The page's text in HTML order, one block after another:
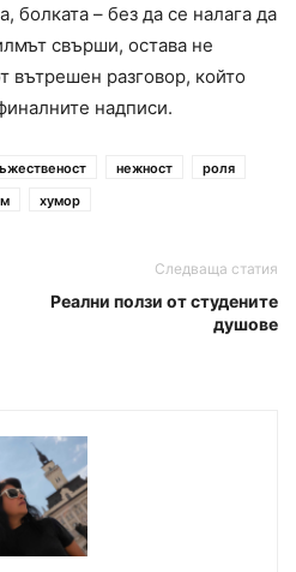
болката – без да се налага да
свърши, остава не
вътрешен разговор, който
надписи.
нежност
роля
хумор
Следваща статия
Реални ползи от студените
душове